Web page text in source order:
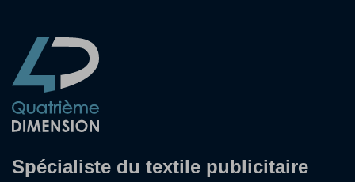
Spécialiste du textile publicitaire